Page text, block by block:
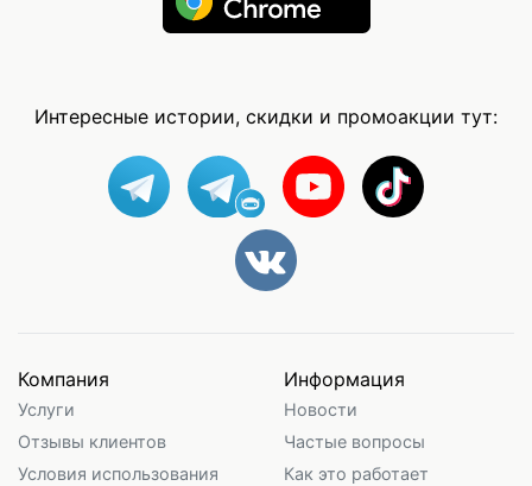
Интересные истории, скидки и промоакции тут:
Компания
Услуги
Отзывы клиентов
Условия использования
Информация
Новости
Частые вопросы
Как это работает